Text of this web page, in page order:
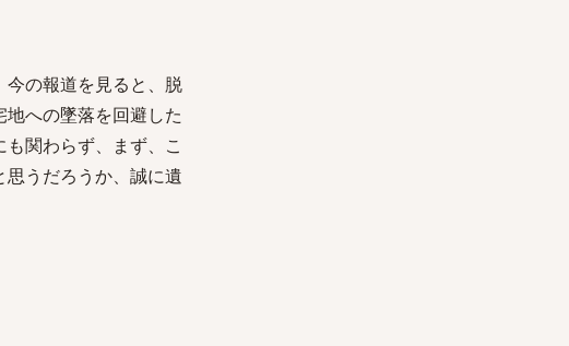
今の報道を見ると、脱
への墜落を回避した
関わらず、まず、こ
うだろうか、誠に遺